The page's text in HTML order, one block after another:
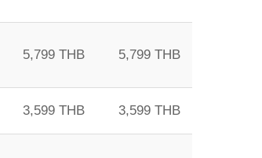
5,799 THB 5,799 THB
3,599 THB 3,599 THB